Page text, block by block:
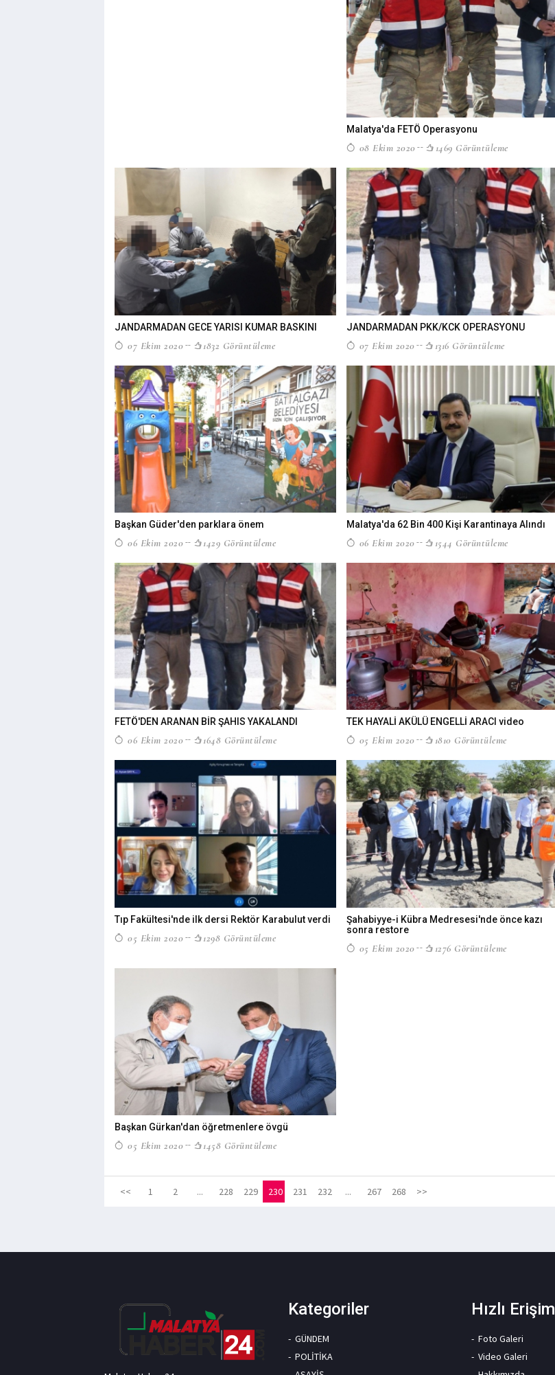
Malatya'da FETÖ Operasyonu
08 Ekim 2020 1469 Görüntüleme
JANDARMADAN GECE YARISI KUMAR BASKINI
07 Ekim 2020 1832 Görüntüleme
JANDARMADAN PKK/KCK OPERASYONU
07 Ekim 2020 1316 Görüntüleme
Başkan Güder'den parklara önem
06 Ekim 2020 1429 Görüntüleme
Malatya'da 62 Bin 400 Kişi Karantinaya Alındı
06 Ekim 2020 1544 Görüntüleme
FETÖ'DEN ARANAN BİR ŞAHIS YAKALANDI
06 Ekim 2020 1648 Görüntüleme
TEK HAYALİ AKÜLÜ ENGELLİ ARACI video
05 Ekim 2020 1810 Görüntüleme
Tıp Fakültesi'nde ilk dersi Rektör Karabulut verdi
05 Ekim 2020 1298 Görüntüleme
Şahabiyye-i Kübra Medresesi'nde önce kazı
sonra restore
05 Ekim 2020 1276 Görüntüleme
Başkan Gürkan'dan öğretmenlere övgü
05 Ekim 2020 1458 Görüntüleme
<< 1 2 ... 228 229 230 231 232 ... 267 268 >>
Kategoriler
GÜNDEM
POLİTİKA
Hızlı Erişim
Foto Galeri
Video Galeri